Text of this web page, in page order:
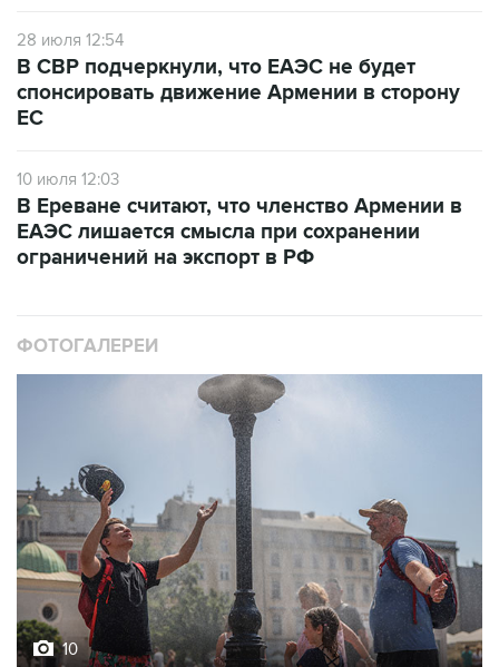
28 июля 12:54
В СВР подчеркнули, что ЕАЭС не будет
спонсировать движение Армении в сторону
ЕС
10 июля 12:03
В Ереване считают, что членство Армении в
ЕАЭС лишается смысла при сохранении
ограничений на экспорт в РФ
ФОТОГАЛЕРЕИ
10